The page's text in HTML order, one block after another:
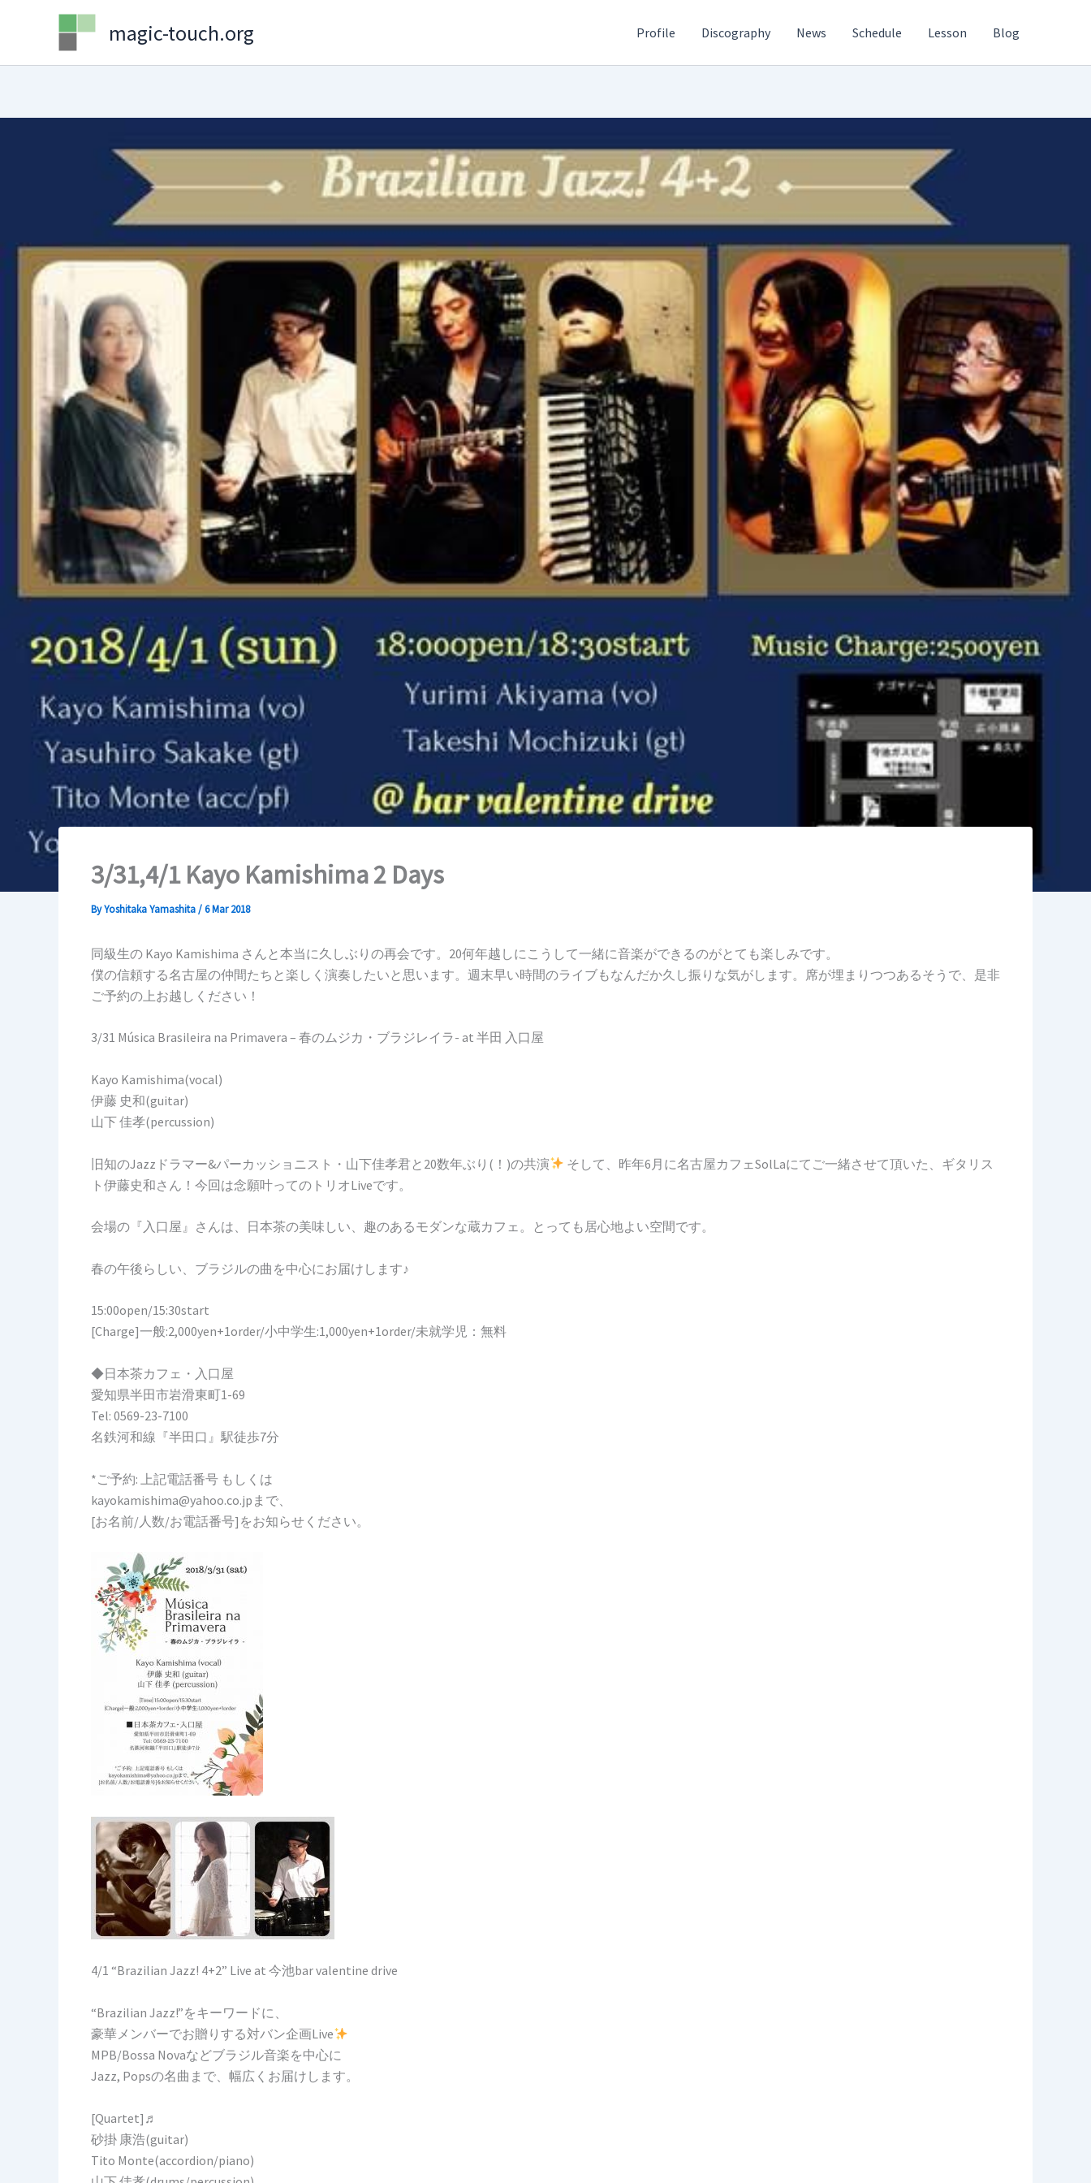
magic-touch.org Profile Discography News Schedule Lesson Blog
3/31,4/1 Kayo Kamishima 2 Days
ByYoshitaka Yamashita/6 Mar 2018
同級生の Kayo Kamishima さんと本当に久しぶりの再会です。20何年越しにこうして一緒に音楽ができるのがとても楽しみです。
僕の信頼する名古屋の仲間たちと楽しく演奏したいと思います。週末早い時間のライブもなんだか久し振りな気がします。席が埋まりつつあるそうで、是非
ご予約の上お越しください！
3/31 Música Brasileira na Primavera – 春のムジカ・ブラジレイラ- at 半田 入口屋
Kayo Kamishima(vocal)
伊藤 史和(guitar)
山下 佳孝(percussion)
旧知のJazzドラマー&パーカッショニスト・山下佳孝君と20数年ぶり(！)の共演
そして、昨年6月に名古屋カフェSolLaにてご一緒させて頂いた、ギタリス
ト伊藤史和さん！今回は念願叶ってのトリオLiveです。
会場の『入口屋』さんは、日本茶の美味しい、趣のあるモダンな蔵カフェ。とっても居心地よい空間です。
春の午後らしい、ブラジルの曲を中心にお届けします♪
15:00open/15:30start
[Charge]一般:2,000yen+1order/小中学生:1,000yen+1order/未就学児：無料
◆日本茶カフェ・入口屋
愛知県半田市岩滑東町1-69
Tel: 0569-23-7100
名鉄河和線『半田口』駅徒歩7分
*ご予約: 上記電話番号 もしくは
kayokamishima@yahoo.co.jpまで、
[お名前/人数/お電話番号]をお知らせください。
4/1 “Brazilian Jazz! 4+2” Live at 今池bar valentine drive
“Brazilian Jazz!”をキーワードに、
豪華メンバーでお贈りする対バン企画Live
MPB/Bossa Novaなどブラジル音楽を中心に
Jazz, Popsの名曲まで、幅広くお届けします。
[Quartet]♬
砂掛 康浩(guitar)
Tito Monte(accordion/piano)